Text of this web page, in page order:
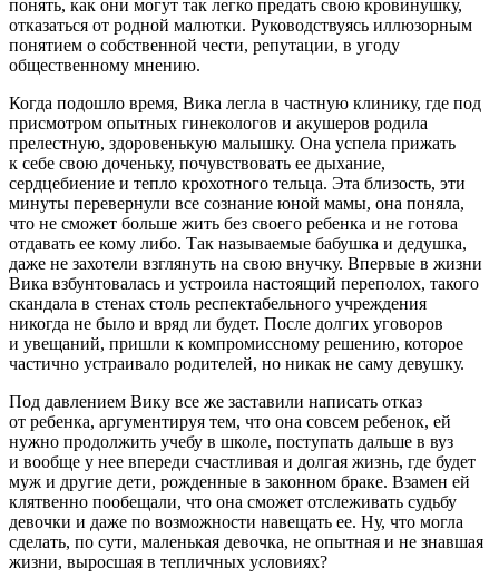
понять, как они могут так легко предать свою кровинушку,
отказаться от родной малютки. Руководствуясь иллюзорным
понятием о собственной чести, репутации, в угоду
общественному мнению.
Когда подошло время, Вика легла в частную клинику, где под
присмотром опытных гинекологов и акушеров родила
прелестную, здоровенькую малышку. Она успела прижать
к себе свою доченьку, почувствовать ее дыхание,
сердцебиение и тепло крохотного тельца. Эта близость, эти
минуты перевернули все сознание юной мамы, она поняла,
что не сможет больше жить без своего ребенка и не готова
отдавать ее кому либо. Так называемые бабушка и дедушка,
даже не захотели взглянуть на свою внучку. Впервые в жизни
Вика взбунтовалась и устроила настоящий переполох, такого
скандала в стенах столь респектабельного учреждения
никогда не было и вряд ли будет. После долгих уговоров
и увещаний, пришли к компромиссному решению, которое
частично устраивало родителей, но никак не саму девушку.
Под давлением Вику все же заставили написать отказ
от ребенка, аргументируя тем, что она совсем ребенок, ей
нужно продолжить учебу в школе, поступать дальше в вуз
и вообще у нее впереди счастливая и долгая жизнь, где будет
муж и другие дети, рожденные в законном браке. Взамен ей
клятвенно пообещали, что она сможет отслеживать судьбу
девочки и даже по возможности навещать ее. Ну, что могла
сделать, по сути, маленькая девочка, не опытная и не знавшая
жизни, выросшая в тепличных условиях?